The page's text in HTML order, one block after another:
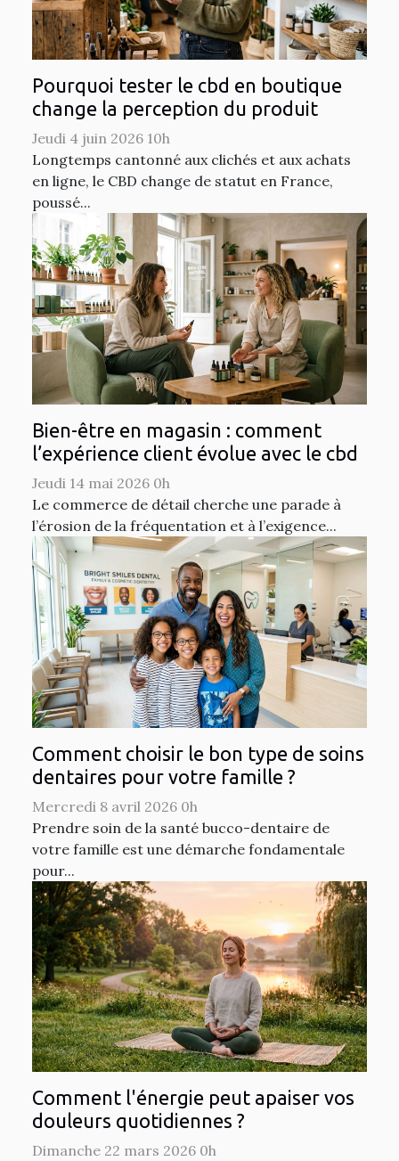
Pourquoi tester le cbd en boutique
change la perception du produit
Jeudi 4 juin 2026 10h
Longtemps cantonné aux clichés et aux achats
en ligne, le CBD change de statut en France,
poussé...
Bien-être en magasin : comment
l’expérience client évolue avec le cbd
Jeudi 14 mai 2026 0h
Le commerce de détail cherche une parade à
l’érosion de la fréquentation et à l’exigence...
Comment choisir le bon type de soins
dentaires pour votre famille ?
Mercredi 8 avril 2026 0h
Prendre soin de la santé bucco-dentaire de
votre famille est une démarche fondamentale
pour...
Comment l'énergie peut apaiser vos
douleurs quotidiennes ?
Dimanche 22 mars 2026 0h